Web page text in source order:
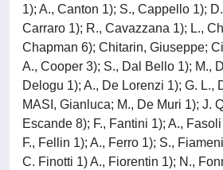
1); A., Canton 1); S., Cappello 1);
Carraro 1); R., Cavazzana 1); L.,
Chapman 6); Chitarin, Giuseppe;
A., Cooper 3); S., Dal Bello 1); M.,
Delogu 1); A., De Lorenzi 1); G. L.,
MASI, Gianluca; M., De Muri 1); J.
Escande 8); F., Fantini 1); A.,
F., Fellin 1); A., Ferro 1); S.,
C. Finotti 1) A., Fiorentin 1); N.,